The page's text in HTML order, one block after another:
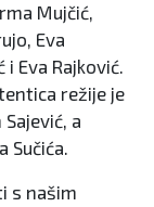
Mujčić,
Eva
i Eva Rajković.
režije je
a
Sučića.
s našim